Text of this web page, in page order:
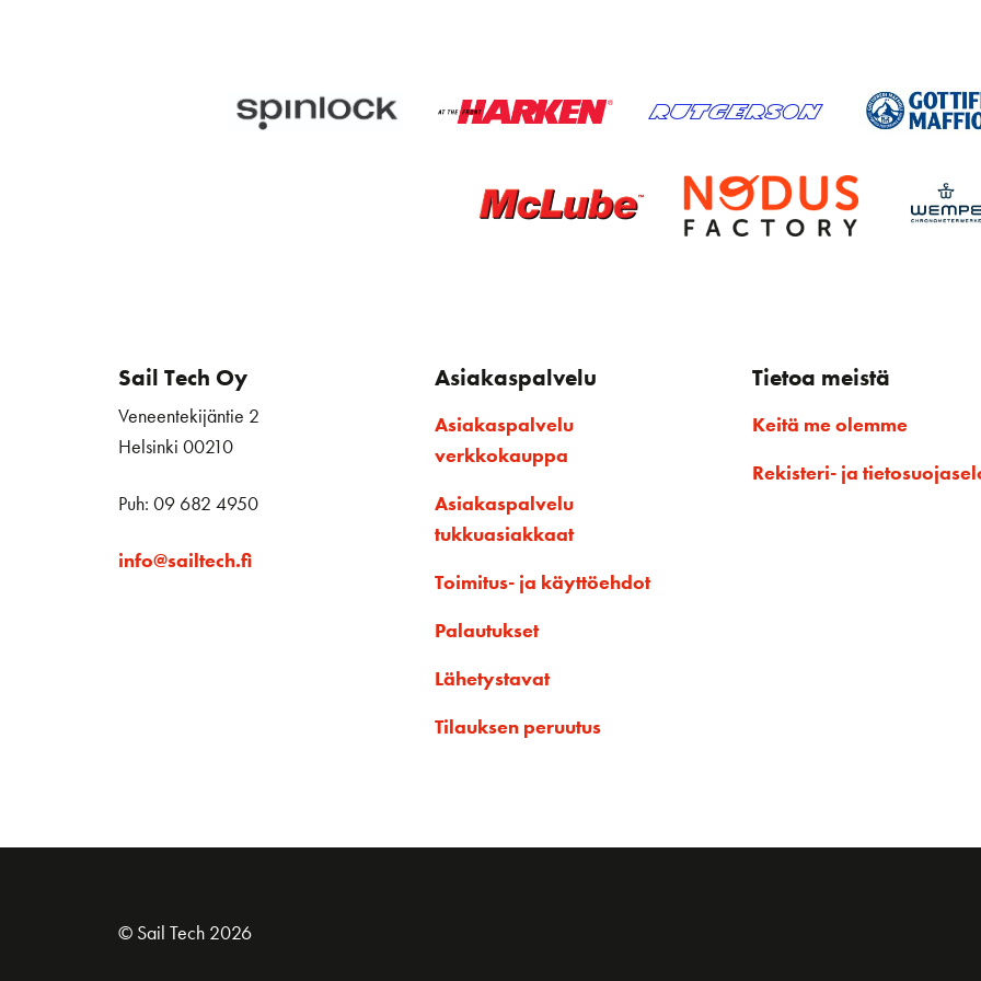
Sail Tech Oy
Veneentekijäntie 2
Helsinki 00210
Puh: 09 682 4950
info@sailtech.fi
Asiakaspalvelu
Asiakaspalvelu
verkkokauppa
Asiakaspalvelu
tukkuasiakkaat
Toimitus- ja käyttöehdot
Palautukset
Lähetystavat
Tilauksen peruutus
Tietoa meistä
Keitä me olemme
Rekisteri- ja
© Sail Tech 2026